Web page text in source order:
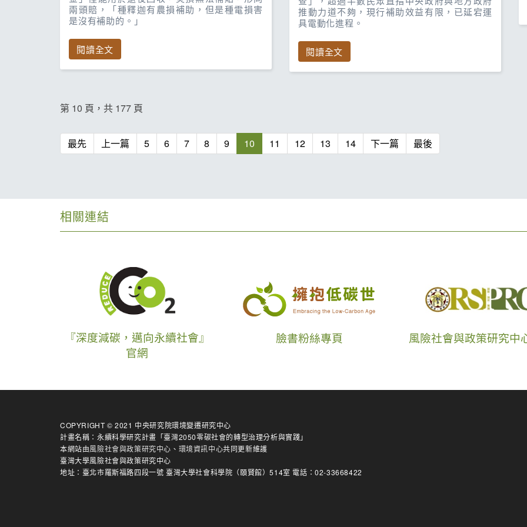
兩頭賠，「種釋迦有農損補助，但是種電損害
是沒有補助的。」
閱讀全文
推動力道不夠，現行補助效益有限，已延宕運
具電動化進程。
閱讀全文
第 10 頁，共 177 頁
最先 上一篇 5 6 7 8 9 10 11 12 13 14 下一篇 最後
相關連結
『深度減碳，邁向永續社會』
官網
臉書粉絲專頁 風險社會與政策研究中
COPYRIGHT © 2021 中央研究院環境變遷研究中心
計畫名稱：永續科學研究計畫「臺灣2050零碳社會的轉型治理分析與實踐」
本網站由風險社會與政策研究中心 、 環境資訊中心共同更新維護
臺灣大學風險社會與政策研究中心
地址：臺北市羅斯福路四段一號 臺灣大學社會科學院（頤賢館）514室 電話：02-33668422